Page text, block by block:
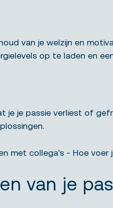
van je welzijn en
op te laden en
je passie verliest of
met collega's - Hoe voer
van je